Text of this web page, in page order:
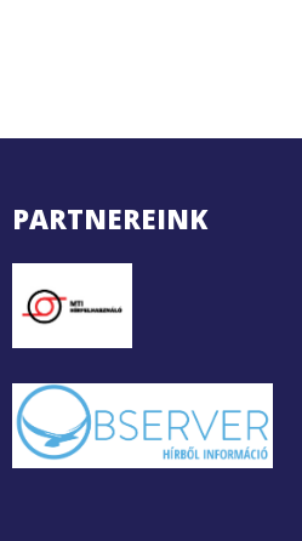
PARTNEREINK